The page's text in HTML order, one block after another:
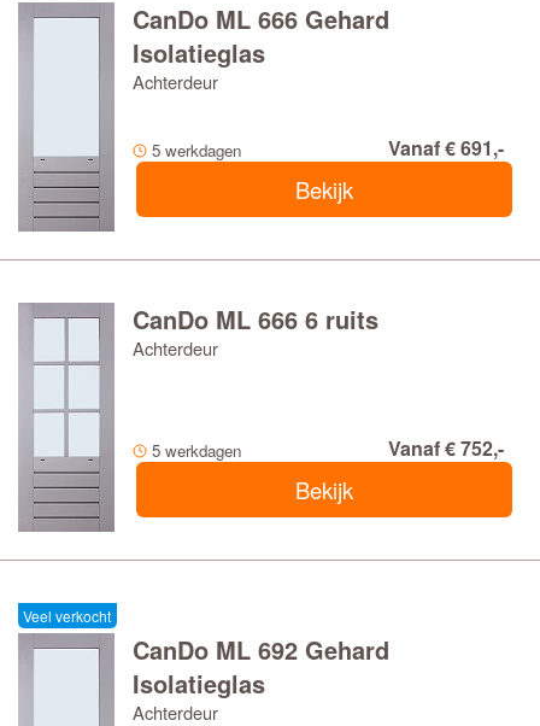
CanDo ML 666 Gehard
Isolatieglas
Achterdeur
5 werkdagen Vanaf € 691,-
Bekijk
CanDo ML 666 6 ruits
Achterdeur
5 werkdagen Vanaf € 752,-
Bekijk
Veel verkocht
CanDo ML 692 Gehard
Isolatieglas
Achterdeur